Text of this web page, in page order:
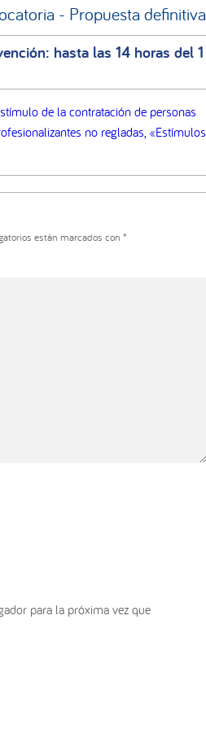
- Propuesta definitiva
hasta las 14 horas del 1
de la contratación de personas
no regladas, «Estímulos
están marcados con *
para la próxima vez que